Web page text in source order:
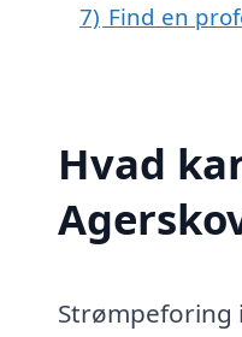
7) Find en
Hvad
Strømpeforing